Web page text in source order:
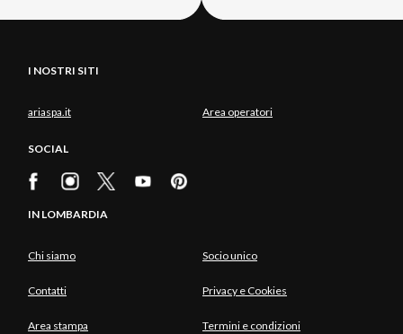
I NOSTRI SITI
ariaspa.it Area operatori
SOCIAL
IN LOMBARDIA
Chi siamo Socio unico
Contatti Privacy e Cookies
Area stampa Termini e condizioni